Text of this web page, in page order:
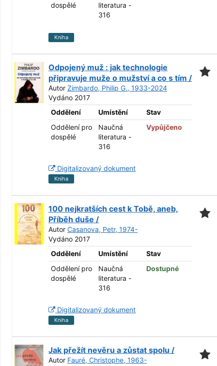
dospělé
literatura -
316
Kniha
Odpojený muž : jak technologie
připravuje muže o mužství a co s tím /
Autor Zimbardo, Philip G., 1933-2024
Vydáno 2017
Oddělení
Umístění
Stav
Oddělení pro
dospělé
Naučná
literatura -
316
Vypůjčeno
Digitalizovaný dokument
Kniha
100 nejkratších cest k Tobě, aneb,
Příběh duše /
Autor Casanova, Petr, 1974-
Vydáno 2017
Oddělení
Umístění
Stav
Oddělení pro
dospělé
Naučná
literatura -
316
Dostupné
Digitalizovaný dokument
Kniha
Jak přežít nevěru a zůstat spolu /
Autor Fauré, Christophe, 1963-